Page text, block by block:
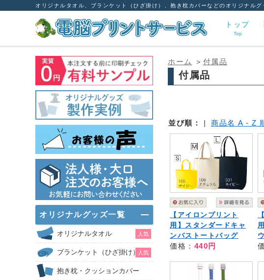
オリジナルタオル、ブランケット（ひざ掛け）、抱き枕カバーなどのオリジナル
トップ
Top
ホーム ＞ 付属品
付属品
並び順： | 商品名 A - Z
【アイロンプリント
用】スタンダードキャ
ンバストートバッグ
価格： 440円
オリジナルグッズ一覧
オリジナルタオル 人気
ブランケット（ひざ掛け） 人気
抱き枕・クッションカバー